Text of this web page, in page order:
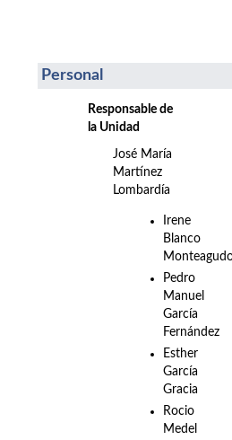
Personal
Responsable de
la Unidad
José María
Martínez
Lombardía
Irene
Blanco
Pedro
Manuel
García
Fernández
Esther
García
Gracia
Rocio
Medel